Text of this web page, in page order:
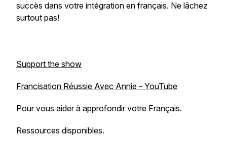
succès dans votre intégration en français. Ne lâchez
surtout pas!
Support the show
Francisation Réussie Avec Annie - YouTube
Pour vous aider à approfondir votre Français.
Ressources disponibles.